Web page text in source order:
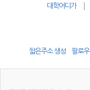
대학어디가|
짧은주소 생성 팔로